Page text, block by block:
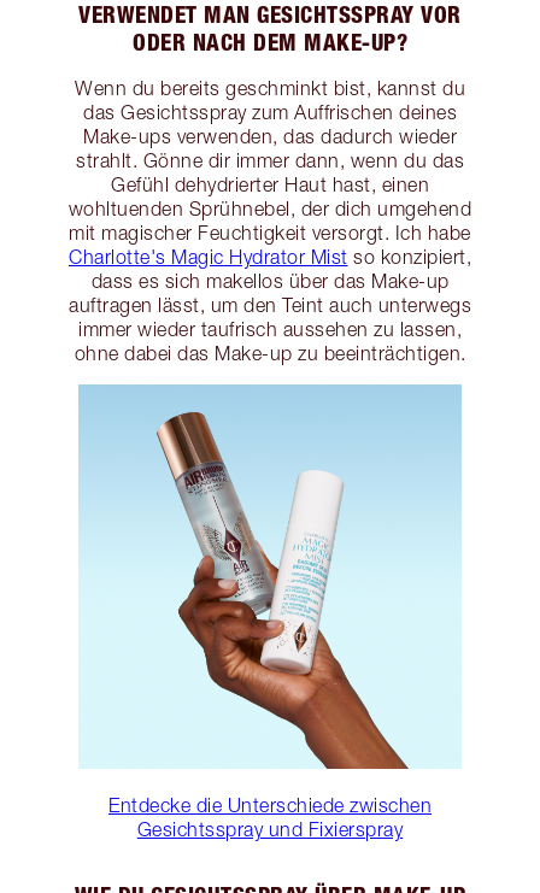
VERWENDET MAN GESICHTSSPRAY VOR
ODER NACH DEM MAKE-UP?
Wenn du bereits geschminkt bist, kannst du
das Gesichtsspray zum Auffrischen deines
Make-ups verwenden, das dadurch wieder
strahlt. Gönne dir immer dann, wenn du das
Gefühl dehydrierter Haut hast, einen
wohltuenden Sprühnebel, der dich umgehend
mit magischer Feuchtigkeit versorgt. Ich habe
Charlotte's Magic Hydrator Mist so konzipiert,
dass es sich makellos über das Make-up
auftragen lässt, um den Teint auch unterwegs
immer wieder taufrisch aussehen zu lassen,
ohne dabei das Make-up zu beeinträchtigen.
Entdecke die Unterschiede zwischen
Gesichtsspray und Fixierspray